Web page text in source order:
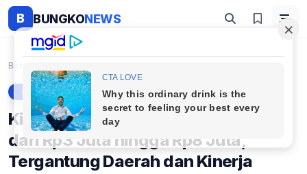
B BUNGKONEWS
Beranda
BERITA
Kisaran Gaji Manajer Kopdes Mulai
dari Rp3 Juta hingga Rp8 Juta,
Tergantung Daerah dan Kinerja